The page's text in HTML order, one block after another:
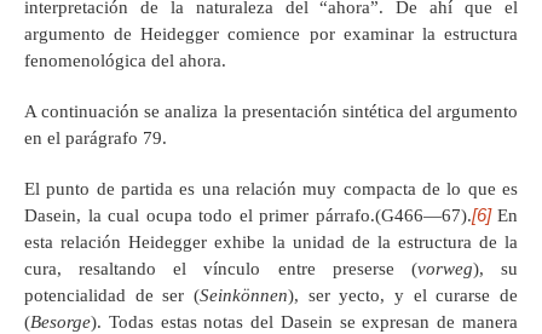
interpretación de la naturaleza del “ahora”. De ahí que el
argumento de Heidegger comience por examinar la estructura
fenomenológica del ahora.
A continuación se analiza la presentación sintética del argumento
en el parágrafo 79.
El punto de partida es una relación muy compacta de lo que es
Dasein, la cual ocupa todo el primer párrafo.(G466—67).[6]En
esta relación Heidegger exhibe la unidad de la estructura de la
cura, resaltando el vínculo entre preserse (vorweg), su
potencialidad de ser (Seinkönnen), ser yecto, y el curarse de
(Besorge). Todas estas notas del Dasein se expresan de manera